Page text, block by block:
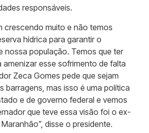
responsáveis.
crescendo muito e não temos
hídrica para garantir o
nossa população. Temos que ter
amenizar esse sofrimento de falta
Zeca Gomes pede que sejam
barragens, mas isso é uma política
e de governo federal e vemos
que teve essa visão foi o ex-
disse o presidente.